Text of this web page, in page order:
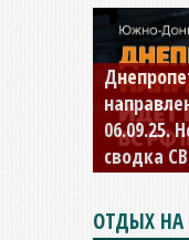
06.09.25.
сводка
ОТДЫХ НА